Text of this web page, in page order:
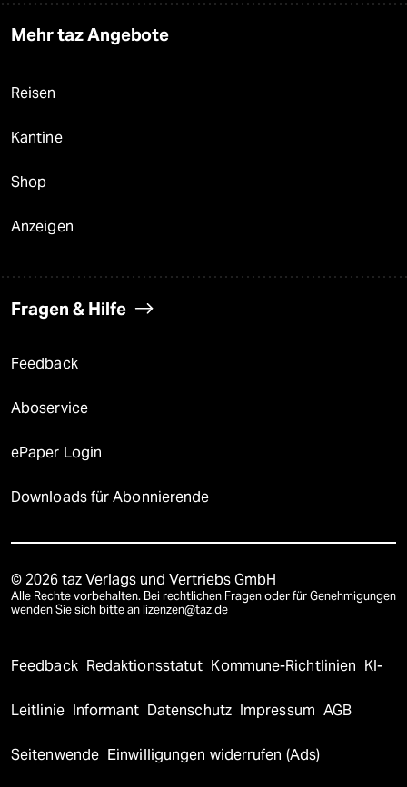
Mehr taz Angebote
Reisen
Kantine
Shop
Anzeigen
Fragen & Hilfe
Feedback
Aboservice
ePaper Login
Downloads für Abonnierende
© 2026 taz Verlags und Vertriebs GmbH
Alle Rechte vorbehalten. Bei rechtlichen Fragen oder für Genehmigungen
wenden Sie sich bitte an lizenzen@taz.de
Feedback Redaktionsstatut Kommune-Richtlinien KI-
Leitlinie Informant Datenschutz Impressum AGB
Seitenwende Einwilligungen widerrufen (Ads)